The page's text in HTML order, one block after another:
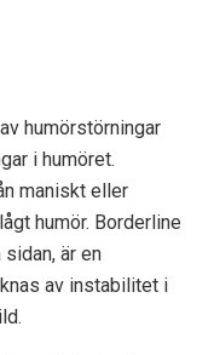
humörstörningar
i humöret.
maniskt eller
humör. Borderline
är en
av instabilitet i